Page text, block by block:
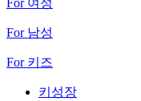
For 남성
For 키즈
키성장